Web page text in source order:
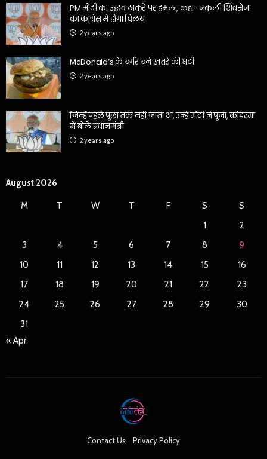
PM मोदी का उद्धव ठाकरे पर हमला, कहा- नकली शिवसेना
का कांग्रेस में होगा विलय
2 years ago
McDonald’s के बर्गर बने खतरे की घंटी
2 years ago
जिन्हें पहले पूछा तक नहीं जाता था, उन्हें मोदी ने पूजा, कोडरमा
में बोले प्रधानमंत्री
2 years ago
August 2026
M T W T F S
S
1
2
3
4 5 6 7 8
9
10
11 12 13 14 15
16
17
18 19 20 21 22
23
24
25 26 27 28 29
30
31
« Apr
Contact Us Privacy Policy